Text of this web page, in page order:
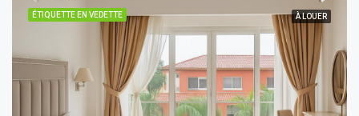
ÉTIQUETTE EN VEDETTE À LOUER